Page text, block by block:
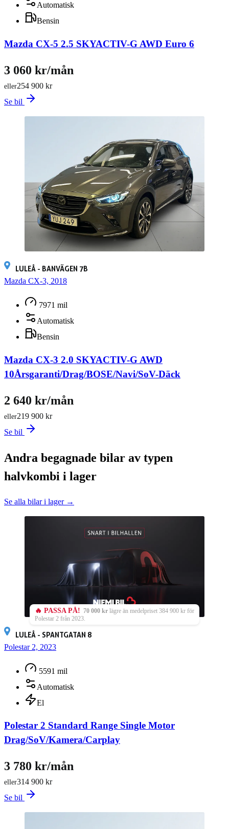
Automatisk
Bensin
Mazda CX-5 2.5 SKYACTIV-G AWD Euro 6
254 900 kr
eller
3 060 kr/mån
Se bil
LULEÅ - BANVÄGEN 7B
Mazda CX-3, 2018
7971 mil
Automatisk
Bensin
Mazda CX-3 2.0 SKYACTIV-G AWD
10Årsgaranti/Drag/BOSE/Navi/SoV-Däck
219 900 kr
eller
2 640 kr/mån
Se bil
Andra begagnade bilar av typen
halvkombi i lager
Se alla bilar i lager →
🔥 PASSA PÅ! 70 000 kr lägre än medelpriset 384 900 kr för
Polestar 2 från 2023.
LULEÅ - SPANTGATAN 8
Polestar 2, 2023
5591 mil
Automatisk
El
Polestar 2 Standard Range Single Motor
Drag/SoV/Kamera/Carplay
314 900 kr
eller
3 780 kr/mån
Se bil